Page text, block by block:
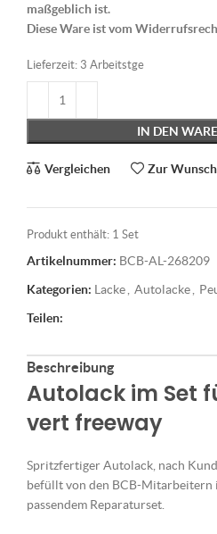
maßgeblich ist.
Diese Ware ist vom
Lieferzeit: 3 Arbeitstge
IN DEN
Vergleichen Zur
Produkt enthält: 1 Set
Artikelnummer: BCB-AL-268209
Kategorien: Lacke, Autolacke,
Teilen:
Beschreibung
Autolack im Set
vert freeway
Spritzfertiger Autolack, nach
befüllt von den BCB-Mitarbeitern
passendem Reparaturset.